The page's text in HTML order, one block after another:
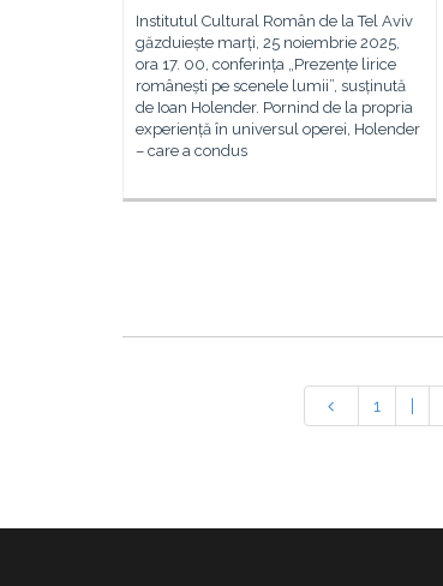
Institutul Cultural Român de la Tel Aviv
găzduiește marți, 25 noiembrie 2025,
ora 17. 00, conferința „Prezențe lirice
românești pe scenele lumii”, susținută
de Ioan Holender. Pornind de la propria
experiență în universul operei, Holender
– care a condus
1